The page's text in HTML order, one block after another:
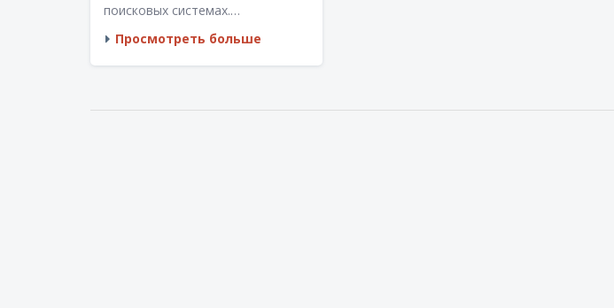
поисковых системах.
Разбираются основные
Просмотреть больше